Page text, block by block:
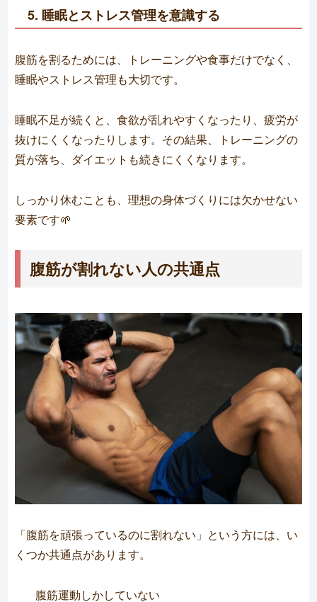
5. 睡眠とストレス管理を意識する
腹筋を割るためには、トレーニングや食事だけでなく、
睡眠やストレス管理も大切です。
睡眠不足が続くと、食欲が乱れやすくなったり、疲労が
抜けにくくなったりします。その結果、トレーニングの
質が落ち、ダイエットも続きにくくなります。
しっかり休むことも、理想の身体づくりには欠かせない
要素です🌱
腹筋が割れない人の共通点
「腹筋を頑張っているのに割れない」という方には、い
くつか共通点があります。
腹筋運動しかしていない